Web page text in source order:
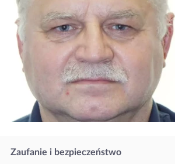
Zaufanie i bezpieczeństwo